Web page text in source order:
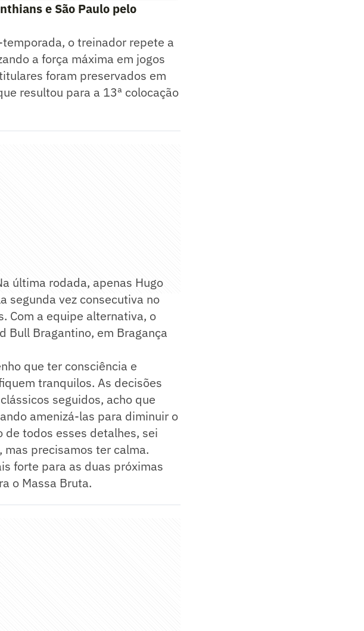
e São Paulo pelo
o treinador repete a
a força máxima em jogos
foram preservados em
resultou para a 13ª colocação
última rodada, apenas Hugo
segunda vez consecutiva no
Com a equipe alternativa, o
Bull Bragantino, em Bragança
que ter consciência e
tranquilos. As decisões
seguidos, acho que
amenizá-las para diminuir o
de todos esses detalhes, sei
precisamos ter calma.
forte para as duas próximas
o Massa Bruta.